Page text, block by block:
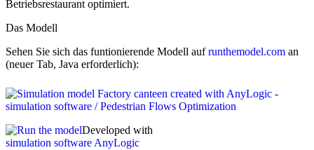
Betriebsrestaurant optimiert.
Das Modell
Sehen Sie sich das funtionierende Modell aufrunthemodel.com an
(neuer Tab, Java erforderlich):
Developed with
simulation software AnyLogic